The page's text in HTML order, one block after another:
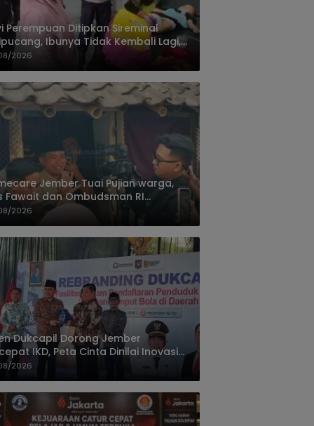
Perempuan Ditipkan Sireminal
Ibunya Tidak Kembali Lagi,
Telusuri Keberadaan Orang Tua
2026
Jember Tuai Pujian warga,
Fawait dan Ombudsman RI
Layanan Kesehatan Rumah
2026
Dukcapil Dorong Jember
IKD, Peta Cinta Dinilai Inovasi
Terbaik
2026